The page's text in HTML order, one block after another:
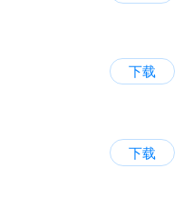
下载
下载